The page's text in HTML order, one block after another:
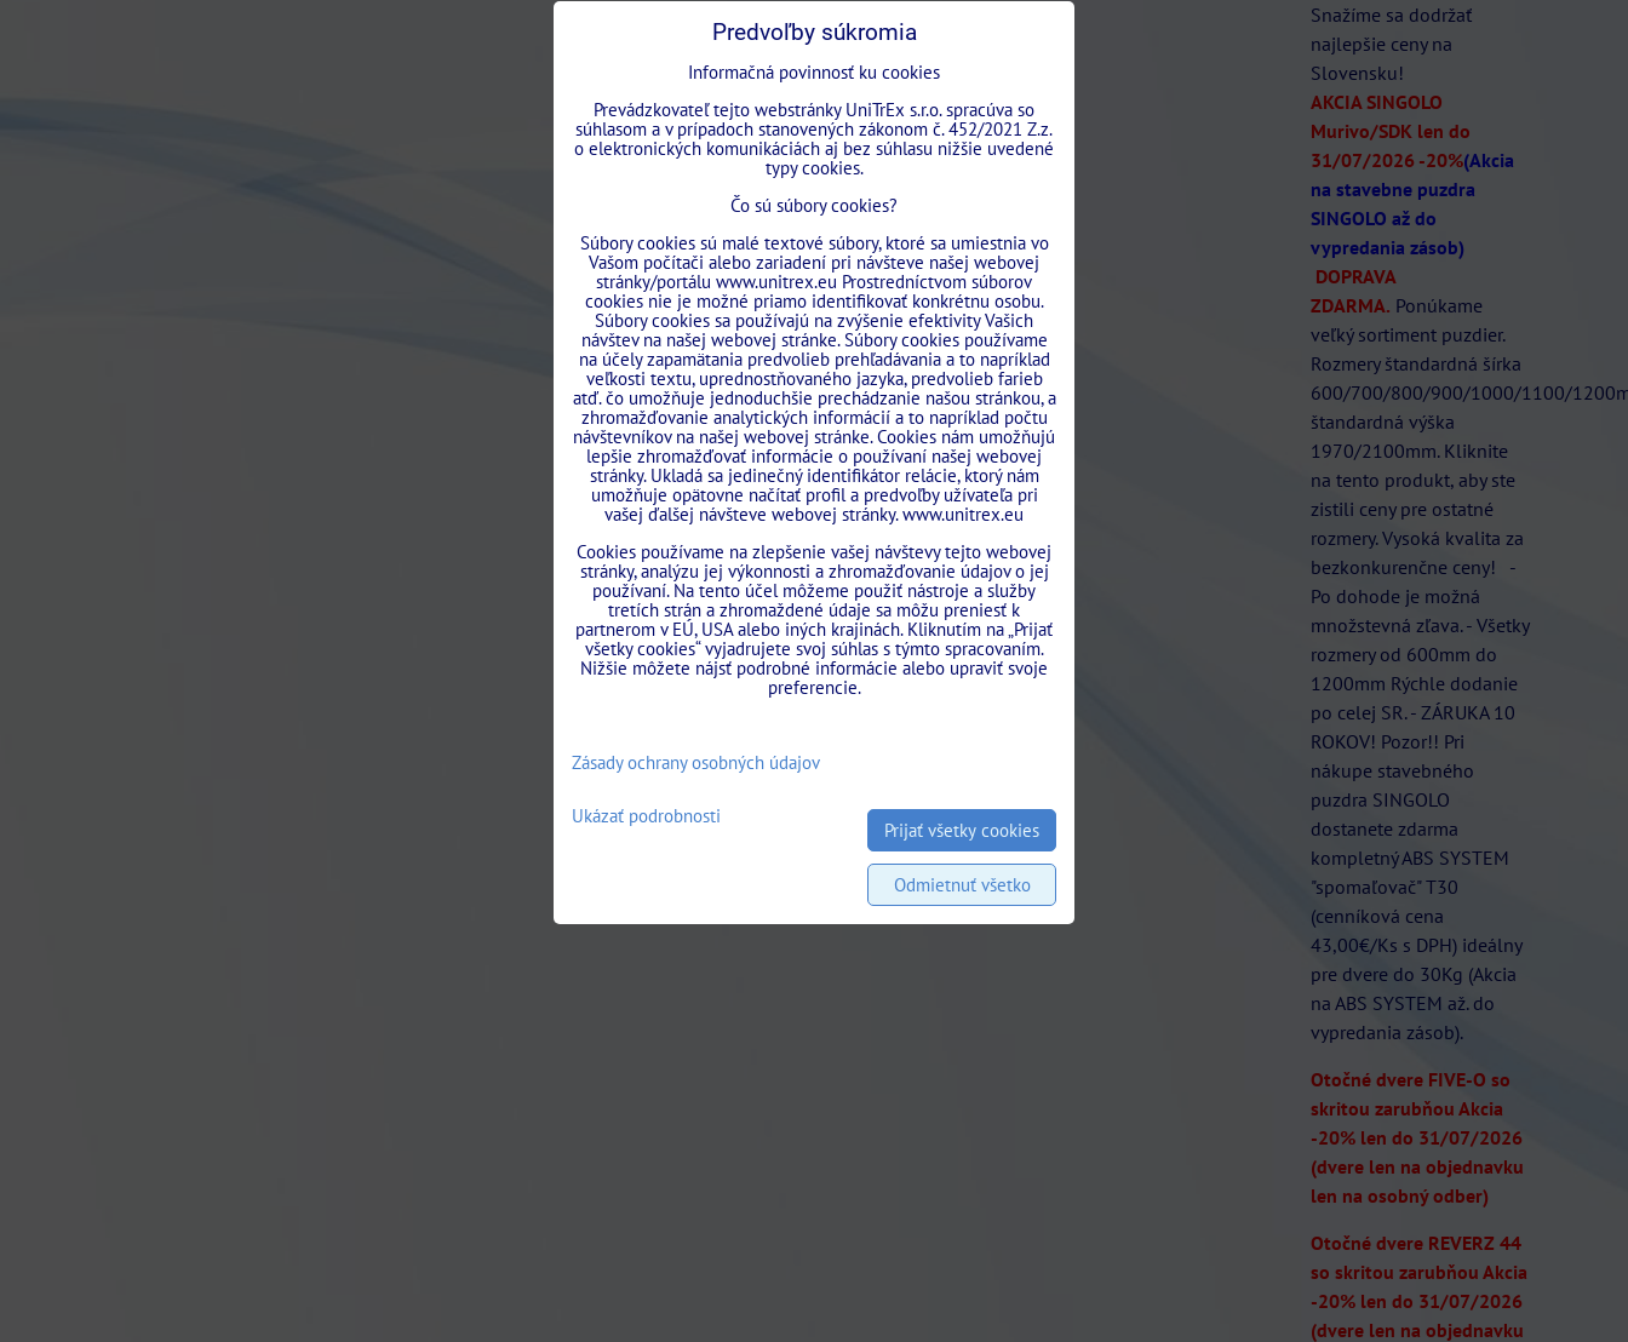
Snažíme sa dodržať
najlepšie ceny na
Slovensku!
AKCIA SINGOLO
Murivo/SDK len do
31/07/2026 -20%(Akcia
na stavebne puzdra
SINGOLO až do
vypredania zásob)
DOPRAVA
ZDARMA. Ponúkame
veľký sortiment puzdier.
Rozmery štandardná šírka
600/700/800/900/1000/1100/
štandardná výška
1970/2100mm. Kliknite
na tento produkt, aby ste
zistili ceny pre ostatné
rozmery. Vysoká kvalita za
bezkonkurenčne ceny! -
Po dohode je možná
množstevná zľava. - Všetky
rozmery od 600mm do
1200mm Rýchle dodanie
po celej SR. - ZÁRUKA 10
ROKOV! Pozor!! Pri
nákupe stavebného
puzdra SINGOLO
dostanete zdarma
kompletný ABS SYSTEM
"spomaľovač" T30
(cenníková cena
43,00€/Ks s DPH) ideálny
pre dvere do 30Kg (Akcia
na ABS SYSTEM až. do
vypredania zásob).
Otočné dvere FIVE-O so
skritou zarubňou Akcia
-20% len do 31/07/2026
(dvere len na objednavku
len na osobný odber)
Otočné dvere REVERZ 44
so skritou zarubňou Akcia
-20% len do 31/07/2026
(dvere len na objednavku
Predvoľby súkromia
Informačná povinnosť ku cookies
Prevádzkovateľ tejto webstránky UniTrEx s.r.o. spracúva so
súhlasom a v prípadoch stanovených zákonom č. 452/2021 Z.z.
o elektronických komunikáciách aj bez súhlasu nižšie uvedené
typy cookies.
Čo sú súbory cookies?
Súbory cookies sú malé textové súbory, ktoré sa umiestnia vo
Vašom počítači alebo zariadení pri návšteve našej webovej
stránky/portálu www.unitrex.eu Prostredníctvom súborov
cookies nie je možné priamo identifikovať konkrétnu osobu.
Súbory cookies sa používajú na zvýšenie efektivity Vašich
návštev na našej webovej stránke. Súbory cookies používame
na účely zapamätania predvolieb prehľadávania a to napríklad
veľkosti textu, uprednostňovaného jazyka, predvolieb farieb
atď. čo umožňuje jednoduchšie prechádzanie našou stránkou, a
zhromažďovanie analytických informácií a to napríklad počtu
návštevníkov na našej webovej stránke. Cookies nám umožňujú
lepšie zhromažďovať informácie o používaní našej webovej
stránky. Ukladá sa jedinečný identifikátor relácie, ktorý nám
umožňuje opätovne načítať profil a predvoľby užívateľa pri
vašej ďalšej návšteve webovej stránky. www.unitrex.eu
Cookies používame na zlepšenie vašej návštevy tejto webovej
stránky, analýzu jej výkonnosti a zhromažďovanie údajov o jej
používaní. Na tento účel môžeme použiť nástroje a služby
tretích strán a zhromaždené údaje sa môžu preniesť k
partnerom v EÚ, USA alebo iných krajinách. Kliknutím na „Prijať
všetky cookies“ vyjadrujete svoj súhlas s týmto spracovaním.
Nižšie môžete nájsť podrobné informácie alebo upraviť svoje
preferencie.
Zásady ochrany osobných údajov
Ukázať podrobnosti
Prijať všetky cookies
Odmietnuť všetko